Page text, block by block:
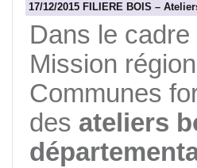
17/12/2015 FILIERE BOIS –
Dans le
Mission
Communes
des ateliers